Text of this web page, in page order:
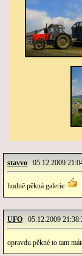
stavvo 05.12.2009
hodně pěkná galerie
UFO 05.12.2009
opravdu pěkné to tam